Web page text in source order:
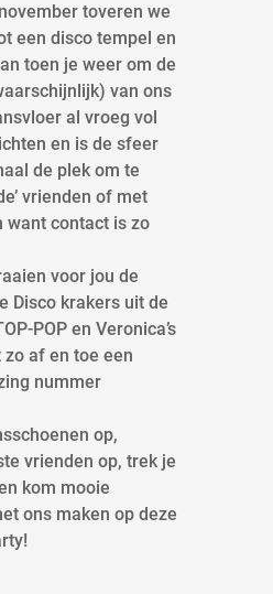
toveren we
een disco tempel en
toen je weer om de
van ons
al vroeg vol
en is de sfeer
de plek om te
vrienden of met
want contact is zo
voor jou de
Disco krakers uit de
POP en Veronica’s
af en toe een
nummer
op,
vrienden op, trek je
kom mooie
ons maken op deze